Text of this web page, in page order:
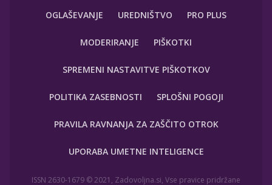
OGLAŠEVANJE UREDNIŠTVO PRO PLUS
MODERIRANJE PIŠKOTKI
SPREMENI NASTAVITVE PIŠKOTKOV
POLITIKA ZASEBNOSTI SPLOŠNI POGOJI
PRAVILA RAVNANJA ZA ZAŠČITO OTROK
UPORABA UMETNE INTELIGENCE
ISSN 2630-1679 © 2021, Zadovoljna.si, Vse pravice pridržane